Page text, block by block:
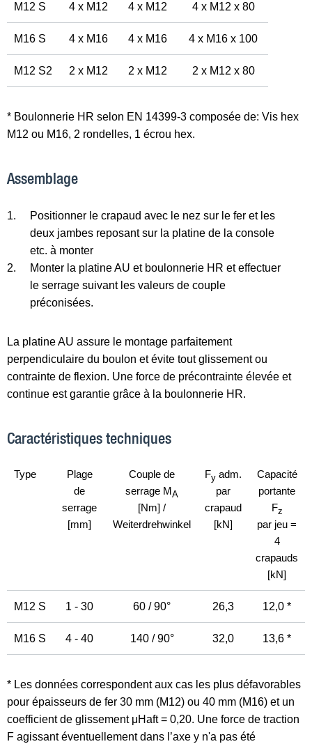
M12 S 4 x M12 4 x M12 4 x M12 x 80
M16 S 4 x M16 4 x M16 4 x M16 x 100
M12 S2 2 x M12 2 x M12 2 x M12 x 80
* Boulonnerie HR selon EN 14399-3 composée de: Vis hex
M12 ou M16, 2 rondelles, 1 écrou hex.
Assemblage
1.
Positionner le crapaud avec le nez sur le fer et les
deux jambes reposant sur la platine de la console
etc. à monter
2.
Monter la platine AU et boulonnerie HR et effectuer
le serrage suivant les valeurs de couple
préconisées.
La platine AU assure le montage parfaitement
perpendiculaire du boulon et évite tout glissement ou
contrainte de flexion. Une force de précontrainte élevée et
continue est garantie grâce à la boulonnerie HR.
Caractéristiques techniques
Type
Plage
de
serrage
[mm]
Couple de
serrage M A
[Nm] /
Weiterdrehwinkel
Fy adm.
par
crapaud
[kN]
Capacité
portante
Fz
par jeu =
4
crapauds
[kN]
M12 S 1 - 30 60 / 90° 26,3 12,0 *
M16 S 4 - 40 140 / 90° 32,0 13,6 *
* Les données correspondent aux cas les plus défavorables
pour épaisseurs de fer 30 mm (M12) ou 40 mm (M16) et un
coefficient de glissement μHaft = 0,20. Une force de traction
F agissant éventuellement dans l’axe y n'a pas été